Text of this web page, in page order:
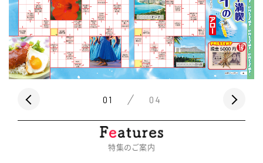
01 04
特集のご案内